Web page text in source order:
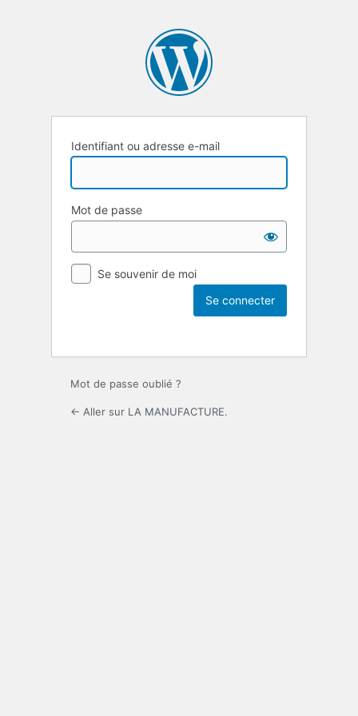
Identifiant ou adresse e-mail
Mot de passe
Se souvenir de moi
Mot de passe oublié ?
← Aller sur LA MANUFACTURE.